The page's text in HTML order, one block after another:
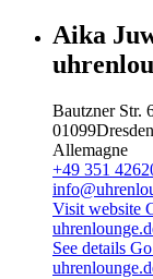
Aika
Bautzner Str.
01099Dresden
Allemagne
+49 351
Visit website
See details